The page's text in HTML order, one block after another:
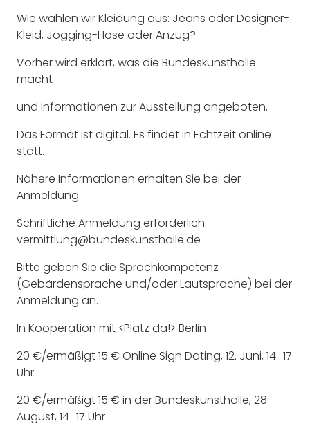
Wie wählen wir Kleidung aus: Jeans oder Designer-
Kleid, Jogging-Hose oder Anzug?
Vorher wird erklärt, was die Bundeskunsthalle
macht
und Informationen zur Ausstellung angeboten.
Das Format ist digital. Es findet in Echtzeit online
statt.
Nähere Informationen erhalten Sie bei der
Anmeldung.
Schriftliche Anmeldung erforderlich:
vermittlung@bundeskunsthalle.de
Bitte geben Sie die Sprachkompetenz
(Gebärdensprache und/oder Lautsprache) bei der
Anmeldung an.
In Kooperation mit <Platz da!> Berlin
20 €/ermäßigt 15 € Online Sign Dating, 12. Juni, 14–17
Uhr
20 €/ermäßigt 15 € in der Bundeskunsthalle, 28.
August, 14–17 Uhr